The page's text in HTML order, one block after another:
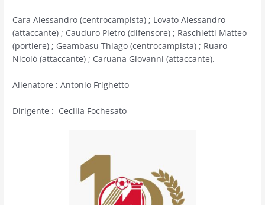
Cara Alessandro (centrocampista) ; Lovato Alessandro
(attaccante) ; Cauduro Pietro (difensore) ; Raschietti Matteo
(portiere) ; Geambasu Thiago (centrocampista) ; Ruaro
Nicolò (attaccante) ; Caruana Giovanni (attaccante).
Allenatore : Antonio Frighetto
Dirigente : Cecilia Fochesato